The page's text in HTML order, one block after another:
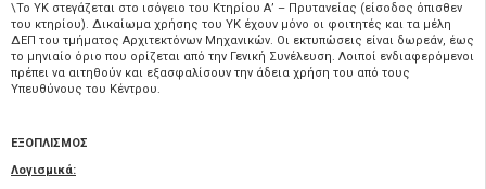
\Το ΥΚ στεγάζεται στο ισόγειο του Κτηρίου Α’ – Πρυτανείας (είσοδος όπισθεν
του κτηρίου). Δικαίωμα χρήσης του ΥΚ έχουν μόνο οι φοιτητές και τα μέλη
ΔΕΠ του τμήματος Αρχιτεκτόνων Μηχανικών. Οι εκτυπώσεις είναι δωρεάν, έως
το μηνιαίο όριο που ορίζεται από την Γενική Συνέλευση. Λοιποί ενδιαφερόμενοι
πρέπει να αιτηθούν και εξασφαλίσουν την άδεια χρήση του από τους
Υπευθύνους του Κέντρου.
ΕΞΟΠΛΙΣΜΟΣ
Λογισμικά: